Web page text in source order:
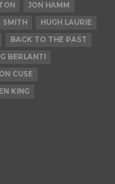
JON HAMM
SMITH
HUGH LAURIE
BACK TO THE PAST
BERLANTI
CUSE
KING